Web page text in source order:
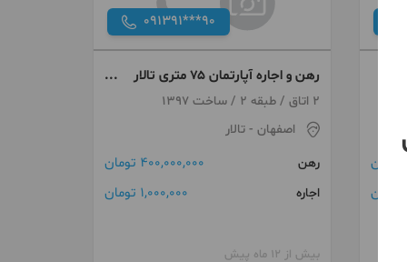
091391***90
رهن و اجاره آپارتمان ۷۵ متری تالار
هفت تیر
2 اتاق / طبقه 2 / ساخت 1397
اصفهان - تالار
رهن
400,000,000 تومان
اجاره 1,000,000 تومان
بیش از 12 ماه پیش